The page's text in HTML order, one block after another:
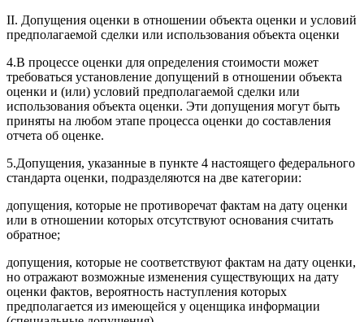
II. Допущения оценки в отношении объекта оценки и условий
предполагаемой сделки или использования объекта оценки
4.В процессе оценки для определения стоимости может
требоваться установление допущений в отношении объекта
оценки и (или) условий предполагаемой сделки или
использования объекта оценки. Эти допущения могут быть
приняты на любом этапе процесса оценки до составления
отчета об оценке.
5.Допущения, указанные в пункте 4 настоящего федерального
стандарта оценки, подразделяются на две категории:
допущения, которые не противоречат фактам на дату оценки
или в отношении которых отсутствуют основания считать
обратное;
допущения, которые не соответствуют фактам на дату оценки,
но отражают возможные изменения существующих на дату
оценки фактов, вероятность наступления которых
предполагается из имеющейся у оценщика информации